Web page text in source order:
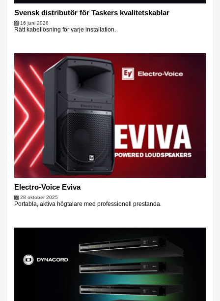
Svensk distributör för Taskers kvalitetskablar
16 juni 2026
Rätt kabellösning för varje installation.
Electro-Voice Eviva
28 oktober 2025
Portabla, aktiva högtalare med professionell prestanda.